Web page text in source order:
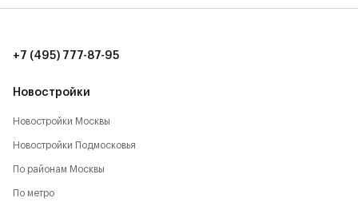
Новостройки
Новостройки Москвы
Новостройки Подмосковья
По районам Москвы
По метро
+7 (495) 777-87-95